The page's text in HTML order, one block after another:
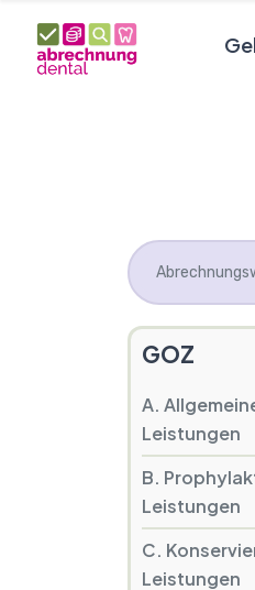
GOZ
A.
Leistungen
B.
Leistungen
C.
Leistungen